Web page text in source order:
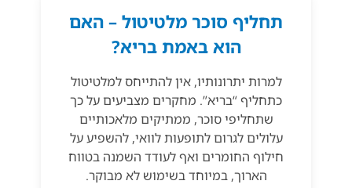
תחליף סוכר מלטיטול – האם
הוא באמת בריא?
למרות יתרונותיו, אין להתייחס למלטיטול
כתחליף “בריא”. מחקרים מצביעים על כך
שתחליפי סוכר, ממתיקים מלאכותיים
עלולים לגרום לתופעות לוואי, להשפיע על
חילוף החומרים ואף לעודד השמנה בטווח
הארוך, במיוחד בשימוש לא מבוקר.